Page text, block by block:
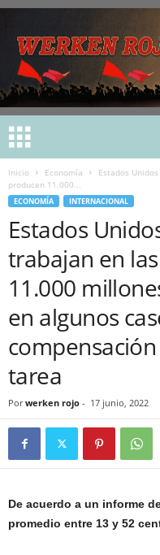
Inicio Economía
Estados
producen 11.000...
ECONOMÍA INTERNACIONAL
Estados
trabajan en
11.000
en algunos
tarea
Por werken rojo - 17 junio, 2022
De acuerdo a un informe
promedio entre 13 y 52